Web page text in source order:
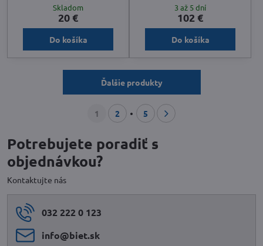
Skladom
20 €
Do košíka
3 až 5 dní
102 €
Do košíka
Ďalšie produkty
1 2 5
Potrebujete poradiť s
objednávkou?
Kontaktujte nás
032 222 0 123
info​@biet​.sk